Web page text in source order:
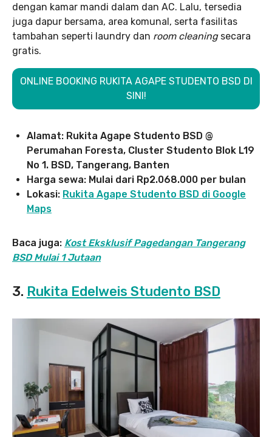
dengan kamar mandi dalam dan AC. Lalu, tersedia
juga dapur bersama, area komunal, serta fasilitas
tambahan seperti laundry dan room cleaning secara
gratis.
ONLINE BOOKING RUKITA AGAPE STUDENTO BSD DI
SINI!
Alamat: Rukita Agape Studento BSD @
Perumahan Foresta, Cluster Studento Blok L19
No 1. BSD, Tangerang, Banten
Harga sewa: Mulai dari Rp2.068.000 per bulan
Lokasi: Rukita Agape Studento BSD di Google
Maps
Baca juga: Kost Eksklusif Pagedangan Tangerang
BSD Mulai 1 Jutaan
3. Rukita Edelweis Studento BSD